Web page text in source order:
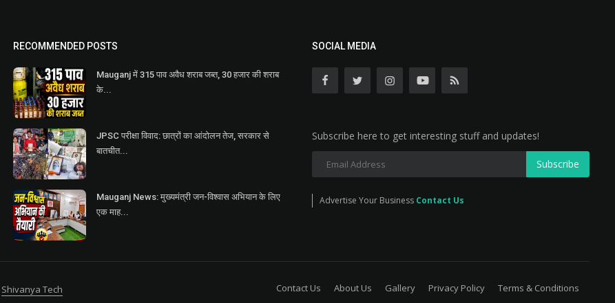
RECOMMENDED POSTS
Mauganj में 315 पाव अवैध शराब जब्त, 30 हजार की शराब
के...
JPSC परीक्षा विवाद: छात्रों का आंदोलन तेज, सरकार से
बातचीत...
Mauganj News: मुख्यमंत्री जन-विश्वास अभियान के लिए
एक माह...
SOCIAL MEDIA
Subscribe here to get interesting stuff and updates!
Subscribe
Advertise Your Business Contact Us
Shivanya Tech Contact Us About Us Gallery Privacy Policy Terms & Conditions